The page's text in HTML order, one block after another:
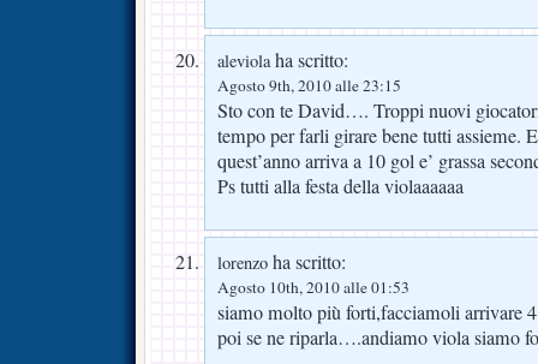
aleviolaha scritto:
Agosto 9th, 2010 alle 23:15
Sto con te David…. Troppi nuovi
tempo per farli girare bene tutti assieme.
quest’anno arriva a 10 gol e’ grassa
Ps tutti alla festa della violaaaaaa
lorenzo ha scritto:
Agosto 10th, 2010 alle 01:53
siamo molto più forti,facciamoli arrivare
poi se ne riparla….andiamo viola siamo